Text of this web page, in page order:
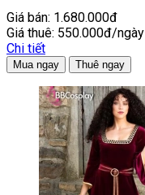
Giá bán: 1.680.000đ
Giá thuê: 550.000đ/ngày
Chi tiết
Mua ngay Thuê ngay